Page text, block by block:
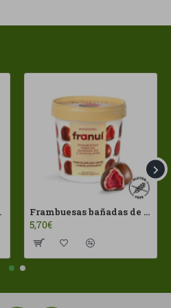
ECO Frambuesas bañadas de chocolates con leche Franui 150gr Sin Gluten
5,70€